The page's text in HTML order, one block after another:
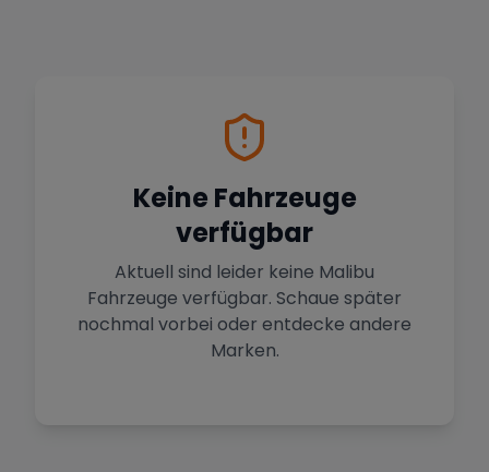
Hamburg
Premium-Fahrzeuge im Norden
Stuttgart
Heimat von Porsche & Mercedes
Mehr Standorte anzeigen
Marke
Keine Fahrzeuge
verfügbar
Aktuell sind leider keine Malibu
Fahrzeuge verfügbar. Schaue später
nochmal vorbei oder entdecke andere
Marken.